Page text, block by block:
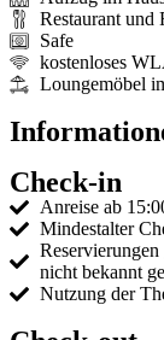
Restaurant und
Safe
kostenloses
Loungemöbel
Check-in
Anreise ab
Mindestalter
nicht bekannt
Nutzung der